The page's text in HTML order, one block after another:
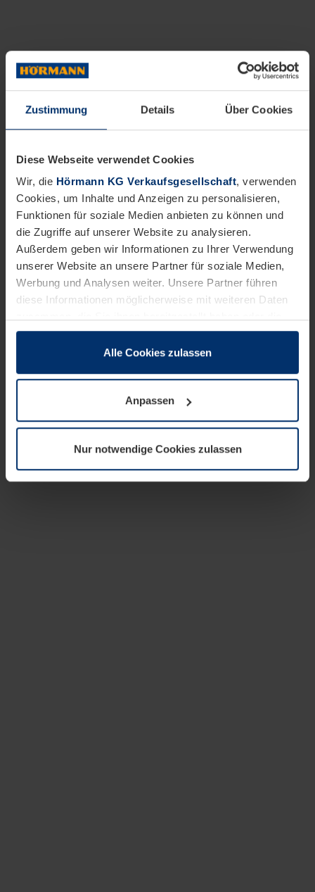
Zustimmung Details Über Cookies
Diese Webseite verwendet Cookies
Wir, die Hörmann KG Verkaufsgesellschaft, verwenden
Cookies, um Inhalte und Anzeigen zu personalisieren,
Funktionen für soziale Medien anbieten zu können und
die Zugriffe auf unserer Website zu analysieren.
Außerdem geben wir Informationen zu Ihrer Verwendung
unserer Website an unsere Partner für soziale Medien,
Werbung und Analysen weiter. Unsere Partner führen
diese Informationen möglicherweise mit weiteren Daten
sie im Rahmen Ihrer Nutzung der Dienste gesammelt
wenn diese für den Betrieb dieser Seite unbedingt
notwendig sind. Für alle anderen Cookie-Typen benötigen
wir Ihre Erlaubnis. Ihre Einwilligung können Sie jederzeit
Datenschutzerklärungunserer Website ändern oder
widerrufen.
Alle Cookies zulassen
Anpassen
Nur notwendige Cookies zulassen